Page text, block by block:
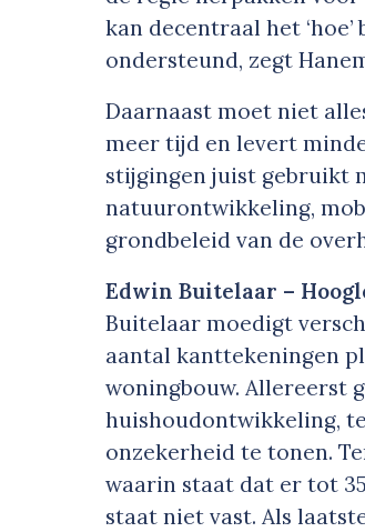
kan decentraal het
ondersteund, zegt
Daarnaast moet niet
meer tijd en levert
stijgingen juist gebruikt
natuurontwikkeling,
grondbeleid van de
Edwin Buitelaar –
Buitelaar moedigt
aantal kanttekeningen
woningbouw. Allereerst
huishoudontwikkeling,
onzekerheid te tonen.
waarin staat dat er tot
staat niet vast. Als